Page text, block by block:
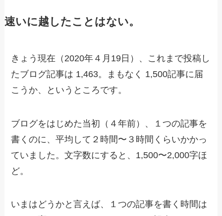
速いに越したことはない。
きょう現在（2020年４月19日）、これまで投稿し
たブログ記事は 1,463。まもなく 1,500記事に届
こうか、というところです。
ブログをはじめた当初（４年前）、１つの記事を
書くのに、平均して２時間〜３時間くらいかかっ
ていました。文字数にすると、1,500〜2,000字ほ
ど。
いまはどうかと言えば、１つの記事を書く時間は